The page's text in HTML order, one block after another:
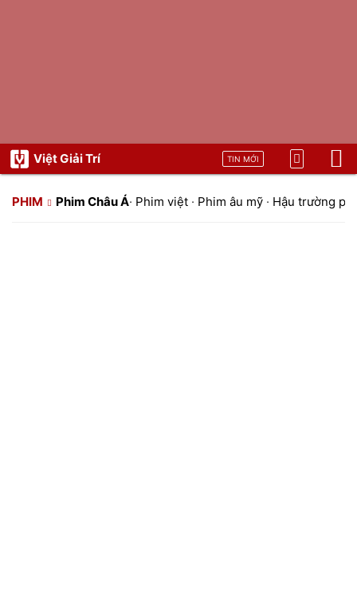
Việt Giải Trí TIN MỚI
PHIM Phim Châu Á· Phim việt · Phim âu mỹ · Hậu trường